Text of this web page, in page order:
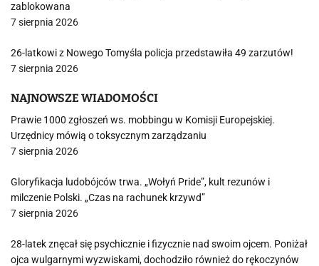
zablokowana
7 sierpnia 2026
26-latkowi z Nowego Tomyśla policja przedstawiła 49 zarzutów!
7 sierpnia 2026
NAJNOWSZE WIADOMOŚCI
Prawie 1000 zgłoszeń ws. mobbingu w Komisji Europejskiej.
Urzędnicy mówią o toksycznym zarządzaniu
7 sierpnia 2026
Gloryfikacja ludobójców trwa. „Wołyń Pride”, kult rezunów i
milczenie Polski. „Czas na rachunek krzywd”
7 sierpnia 2026
28-latek znęcał się psychicznie i fizycznie nad swoim ojcem. Poniżał
ojca wulgarnymi wyzwiskami, dochodziło również do rękoczynów